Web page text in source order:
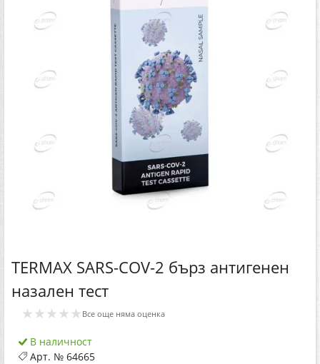
TERMAX SARS-COV-2 бърз антигенен
назален тест
★★★★★ Все още няма оценка
В наличност
Арт. № 64665